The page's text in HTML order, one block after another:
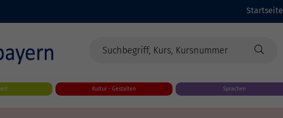
Startseite
Kultur - Gestalten Sprachen